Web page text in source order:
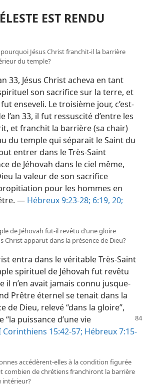
EST RENDU
Jésus Christ franchit-​il la barrière
du temple?
33, Jésus Christ acheva en tant
son sacrifice sur la terre, et
enseveli. Le troisième jour, c’est-
l’an 33, il fut ressuscité d’entre les
et franchit la barrière (sa chair)
du temple qui séparait le Saint du
entrer dans le Très-Saint
de Jéhovah dans le ciel même,
la valeur de son sacrifice
pour les hommes en
— Hébreux 9:23-28; 6:19, 20;
de Jéhovah fut-​il revêtu d’une gloire
Christ apparut dans la présence de Dieu?
entra dans le véritable Très-Saint
spirituel de Jéhovah fut revêtu
il n’en avait jamais connu jusque-​
Prêtre éternel se tenait dans la
de Dieu, relevé “dans la gloire”,
“la puissance d’une vie
Corinthiens 15:42-57; Hébreux 7:15-
accédèrent-​elles à la condition figurée
combien de chrétiens franchiront la barrière
intérieur?